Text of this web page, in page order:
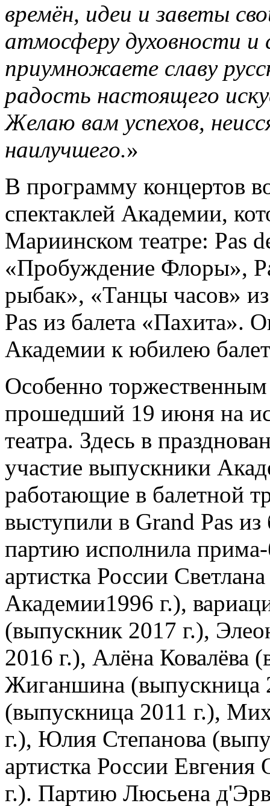
времён, идеи и заветы
атмосферу духовности и
приумножаете славу
радость настоящего
Желаю вам успехов,
наилучшего.»
В программу концертов
спектаклей Академии,
Мариинском театре: Pas
«Пробуждение Флоры»,
рыбак», «Танцы часов»
Pas из балета «Пахита».
Академии к юбилею
Особенно
прошедший 19 июня на
театра. Здесь в
участие выпускники
работающие в балетной
выступили в Grand Pas
партию исполнила прима-
артистка России
Академии1996 г.),
(выпускник 2017 г.),
2016 г.), Алёна Ковалёва
Жиганшина (выпускница
(выпускница 2011 г.),
г.), Юлия Степанова
артистка России
г.). Партию Люсьена